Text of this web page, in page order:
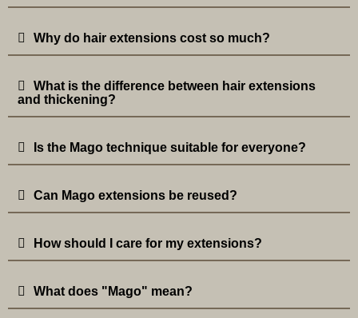
Why do hair extensions cost so much?
What is the difference between hair extensions
and thickening?
Is the Mago technique suitable for everyone?
Can Mago extensions be reused?
How should I care for my extensions?
What does "Mago" mean?